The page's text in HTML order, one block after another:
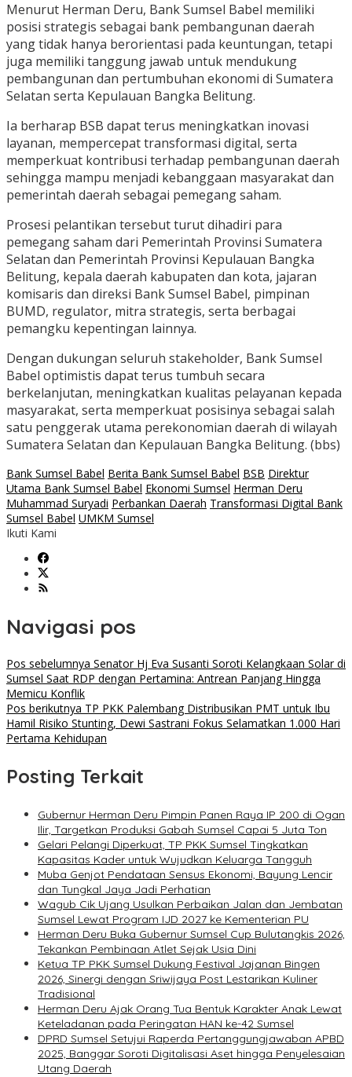
Menurut Herman Deru, Bank Sumsel Babel memiliki
posisi strategis sebagai bank pembangunan daerah
yang tidak hanya berorientasi pada keuntungan, tetapi
juga memiliki tanggung jawab untuk mendukung
pembangunan dan pertumbuhan ekonomi di Sumatera
Selatan serta Kepulauan Bangka Belitung.
Ia berharap BSB dapat terus meningkatkan inovasi
layanan, mempercepat transformasi digital, serta
memperkuat kontribusi terhadap pembangunan daerah
sehingga mampu menjadi kebanggaan masyarakat dan
pemerintah daerah sebagai pemegang saham.
Prosesi pelantikan tersebut turut dihadiri para
pemegang saham dari Pemerintah Provinsi Sumatera
Selatan dan Pemerintah Provinsi Kepulauan Bangka
Belitung, kepala daerah kabupaten dan kota, jajaran
komisaris dan direksi Bank Sumsel Babel, pimpinan
BUMD, regulator, mitra strategis, serta berbagai
pemangku kepentingan lainnya.
Dengan dukungan seluruh stakeholder, Bank Sumsel
Babel optimistis dapat terus tumbuh secara
berkelanjutan, meningkatkan kualitas pelayanan kepada
masyarakat, serta memperkuat posisinya sebagai salah
satu penggerak utama perekonomian daerah di wilayah
Sumatera Selatan dan Kepulauan Bangka Belitung. (bbs)
Bank Sumsel Babel Berita Bank Sumsel Babel BSB Direktur
Utama Bank Sumsel Babel Ekonomi Sumsel Herman Deru
Muhammad Suryadi Perbankan Daerah Transformasi Digital Bank
Sumsel Babel UMKM Sumsel
Ikuti Kami
Navigasi pos
Pos sebelumnya Senator Hj Eva Susanti Soroti Kelangkaan Solar di
Sumsel Saat RDP dengan Pertamina: Antrean Panjang Hingga
Memicu Konflik
Pos berikutnya TP PKK Palembang Distribusikan PMT untuk Ibu
Hamil Risiko Stunting, Dewi Sastrani Fokus Selamatkan 1.000 Hari
Pertama Kehidupan
Posting Terkait
Gubernur Herman Deru Pimpin Panen Raya IP 200 di Ogan
Ilir, Targetkan Produksi Gabah Sumsel Capai 5 Juta Ton
Gelari Pelangi Diperkuat, TP PKK Sumsel Tingkatkan
Kapasitas Kader untuk Wujudkan Keluarga Tangguh
Muba Genjot Pendataan Sensus Ekonomi, Bayung Lencir
dan Tungkal Jaya Jadi Perhatian
Wagub Cik Ujang Usulkan Perbaikan Jalan dan Jembatan
Sumsel Lewat Program IJD 2027 ke Kementerian PU
Herman Deru Buka Gubernur Sumsel Cup Bulutangkis 2026,
Tekankan Pembinaan Atlet Sejak Usia Dini
Ketua TP PKK Sumsel Dukung Festival Jajanan Bingen
2026, Sinergi dengan Sriwijaya Post Lestarikan Kuliner
Tradisional
Herman Deru Ajak Orang Tua Bentuk Karakter Anak Lewat
Keteladanan pada Peringatan HAN ke-42 Sumsel
DPRD Sumsel Setujui Raperda Pertanggungjawaban APBD
2025, Banggar Soroti Digitalisasi Aset hingga Penyelesaian
Utang Daerah